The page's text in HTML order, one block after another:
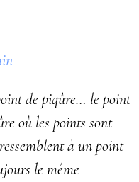
de piqûre… le point
où les points sont
à un point
le même